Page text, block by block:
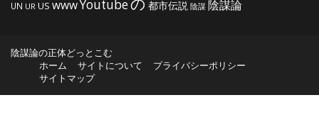
UN UR US wwwYoutube 都市伝説 陰謀 陰謀論
陰謀論の正体どっとこむ
ホーム
サイトについて
プライバシーポリシー
サイトマップ